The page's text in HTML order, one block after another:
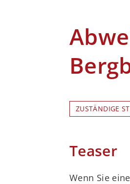
ZUSTÄNDIGE
Teaser
Wenn Sie